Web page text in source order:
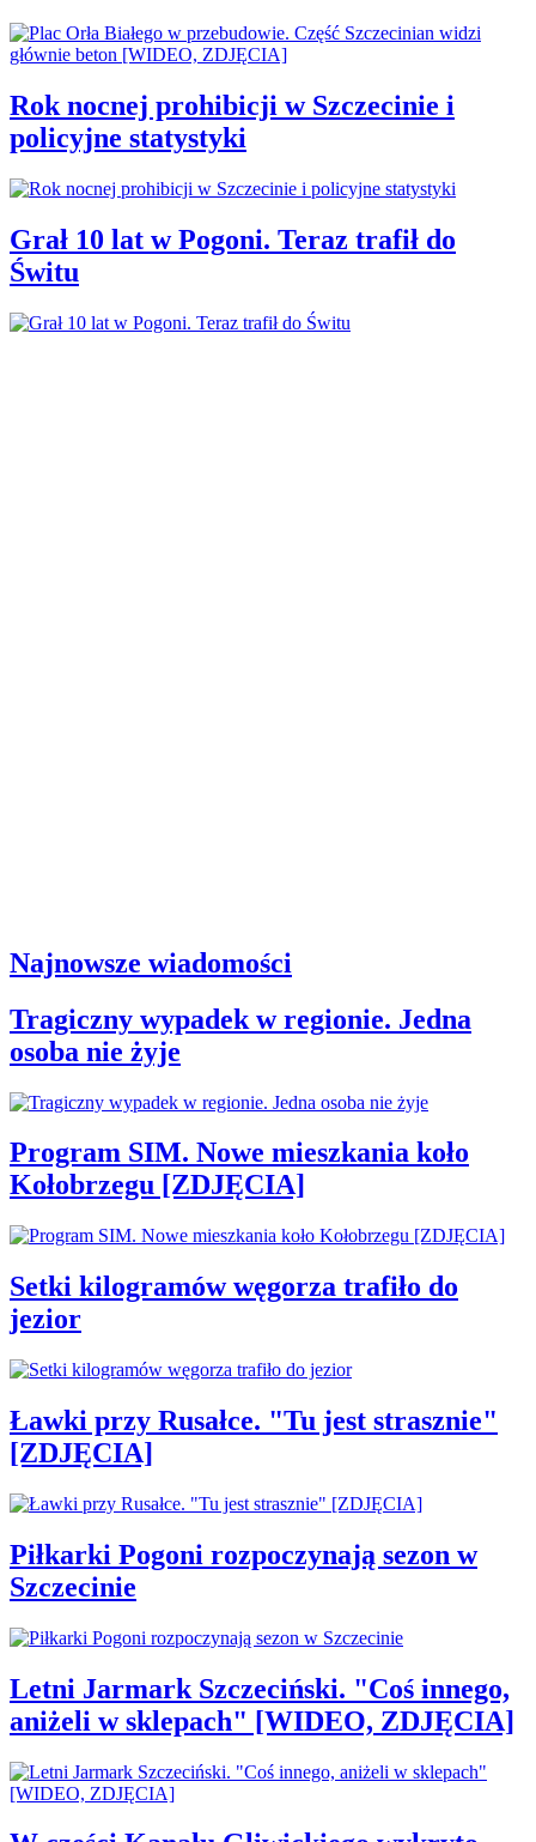
Rok nocnej prohibicji w Szczecinie i
policyjne statystyki
Grał 10 lat w Pogoni. Teraz trafił do
Świtu
Najnowsze wiadomości
Tragiczny wypadek w regionie. Jedna
osoba nie żyje
Program SIM. Nowe mieszkania koło
Kołobrzegu [ZDJĘCIA]
Setki kilogramów węgorza trafiło do
jezior
Ławki przy Rusałce. "Tu jest strasznie"
[ZDJĘCIA]
Piłkarki Pogoni rozpoczynają sezon w
Szczecinie
Letni Jarmark Szczeciński. "Coś innego,
aniżeli w sklepach" [WIDEO, ZDJĘCIA]